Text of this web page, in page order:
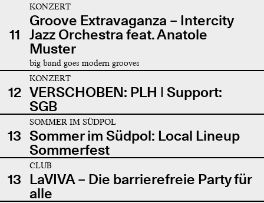
11
KONZERT
Groove Extravaganza – Intercity
Jazz Orchestra feat. Anatole
Muster
big band goes modern grooves
12
KONZERT
VERSCHOBEN: PLH | Support:
SGB
13
SOMMER IM SÜDPOL
Sommer im Südpol: Local Lineup
Sommerfest
13
CLUB
LaVIVA – Die barrierefreie Party für
alle